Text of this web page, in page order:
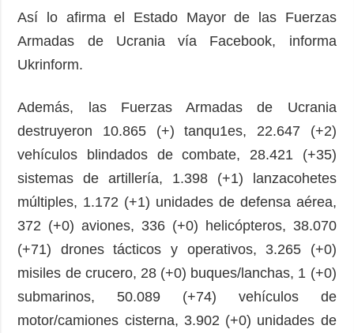
emergencias
ADICIONAL
Podcasts
Entrevistas
Fotos
Releases
SERVICIOS
imágenes
Así lo afirma el Estado Mayor de las Fuerzas
Armadas de Ucrania vía Facebook, informa
Ukrinform.
Además, las Fuerzas Armadas de Ucrania
destruyeron 10.865 (+) tanqu1es, 22.647 (+2)
vehículos blindados de combate, 28.421 (+35)
sistemas de artillería, 1.398 (+1) lanzacohetes
múltiples, 1.172 (+1) unidades de defensa aérea,
372 (+0) aviones, 336 (+0) helicópteros, 38.070
(+71) drones tácticos y operativos, 3.265 (+0)
misiles de crucero, 28 (+0) buques/lanchas, 1 (+0)
submarinos, 50.089 (+74) vehículos de
motor/camiones cisterna, 3.902 (+0) unidades de